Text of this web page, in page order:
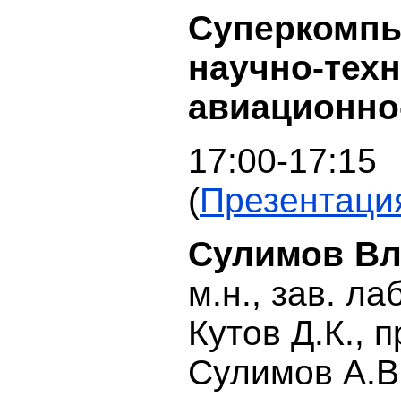
научно-
17:00-17:15
(
Сулимов
м.н., зав.
Кутов Д.К.,
Сулимов